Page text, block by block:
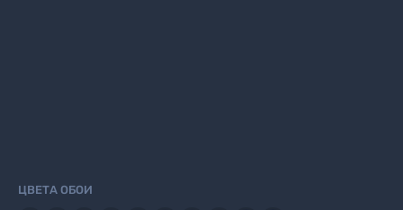
ЦВЕТА ОБОИ